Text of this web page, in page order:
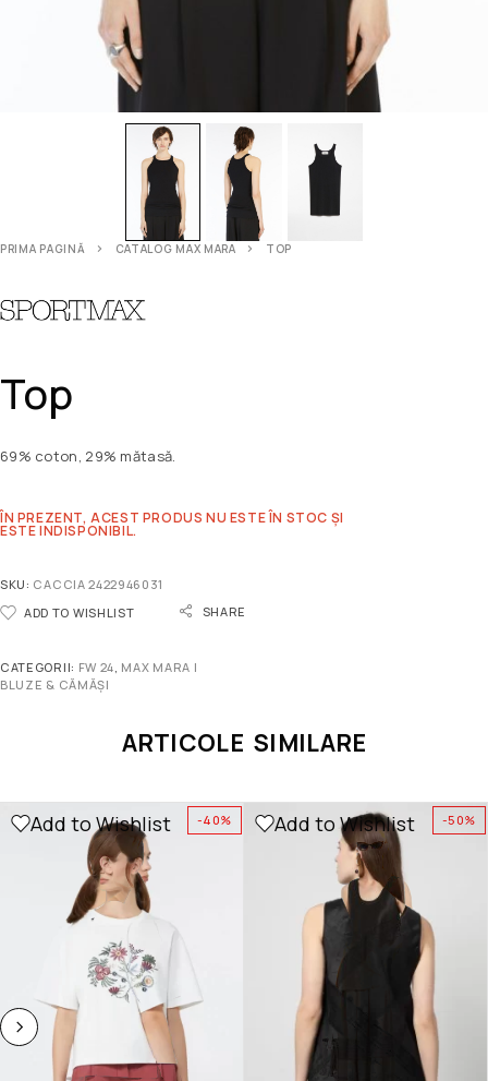
PRIMA PAGINĂ CATALOG MAX MARA TOP
Top
69% coton, 29% mătasă.
ÎN PREZENT, ACEST PRODUS NU ESTE ÎN STOC ȘI
ESTE INDISPONIBIL.
SKU: CACCIA 2422946031
ADD TO WISHLIST
SHARE
CATEGORII: FW 24, MAX MARA |
BLUZE & CĂMĂȘI
ARTICOLE SIMILARE
-40%
Add to Wishlist -50%
Add to Wishlist